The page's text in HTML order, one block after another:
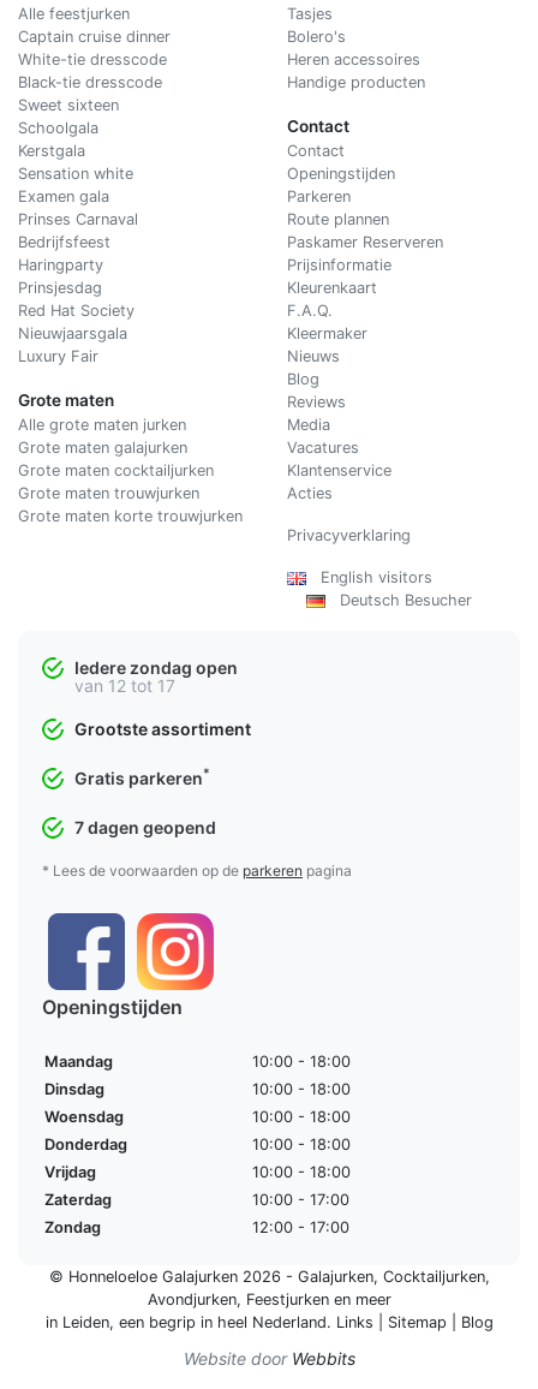
Alle feestjurken
Captain cruise dinner
White-tie dresscode
Black-tie dresscode
Sweet sixteen
Schoolgala
Kerstgala
Sensation white
Examen gala
Prinses Carnaval
Bedrijfsfeest
Haringparty
Prinsjesdag
Red Hat Society
Nieuwjaarsgala
Luxury Fair
Grote maten
Alle grote maten jurken
Grote maten galajurken
Grote maten cocktailjurken
Grote maten trouwjurken
Grote maten korte trouwjurken
Tasjes
Bolero's
Heren accessoires
Handige producten
Contact
Contact
Openingstijden
Parkeren
Route plannen
Paskamer Reserveren
Prijsinformatie
Kleurenkaart
F.A.Q.
Kleermaker
Nieuws
Blog
Reviews
Media
Vacatures
Klantenservice
Acties
Privacyverklaring
English visitors
Deutsch Besucher
Iedere zondag open
van 12 tot 17
Grootste assortiment
Gratis parkeren*
7 dagen geopend
* Lees de voorwaarden op de parkeren pagina
Openingstijden
Maandag
10:00 - 18:00
Dinsdag
10:00 - 18:00
Woensdag
10:00 - 18:00
Donderdag
10:00 - 18:00
Vrijdag
10:00 - 18:00
Zaterdag
10:00 - 17:00
Zondag
12:00 - 17:00
© Honneloeloe Galajurken 2026 - Galajurken, Cocktailjurken,
Avondjurken, Feestjurkenen meer
in Leiden, een begrip in heel Nederland. Links Sitemap Blog
Website door Webbits